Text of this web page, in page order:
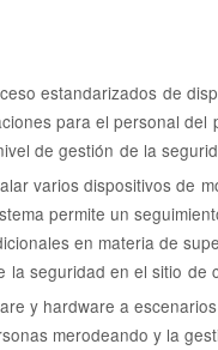
estandarizados de
para el personal
de gestión de la
varios dispositivos de
permite un
en materia de
seguridad en el sitio
y hardware a
merodeando y la